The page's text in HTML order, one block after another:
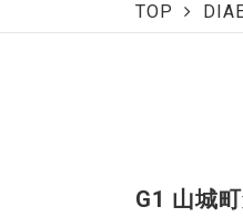
TOP
G1 山城